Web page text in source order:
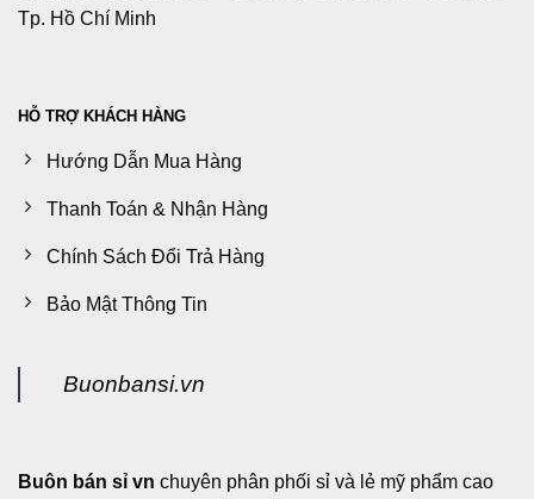
Tp. Hồ Chí Minh
HỖ TRỢ KHÁCH HÀNG
Hướng Dẫn Mua Hàng
Thanh Toán & Nhận Hàng
Chính Sách Đổi Trả Hàng
Bảo Mật Thông Tin
Buonbansi.vn
Buôn bán sỉ vn chuyên phân phối sỉ và lẻ mỹ phẩm cao